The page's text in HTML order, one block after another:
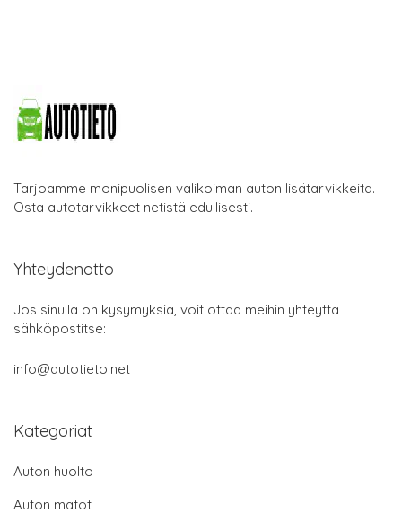
Tarjoamme monipuolisen valikoiman auton lisätarvikkeita.
Osta autotarvikkeet netistä edullisesti.
Yhteydenotto
Jos sinulla on kysymyksiä, voit ottaa meihin yhteyttä
sähköpostitse:
info@autotieto.net
Kategoriat
Auton huolto
Auton matot